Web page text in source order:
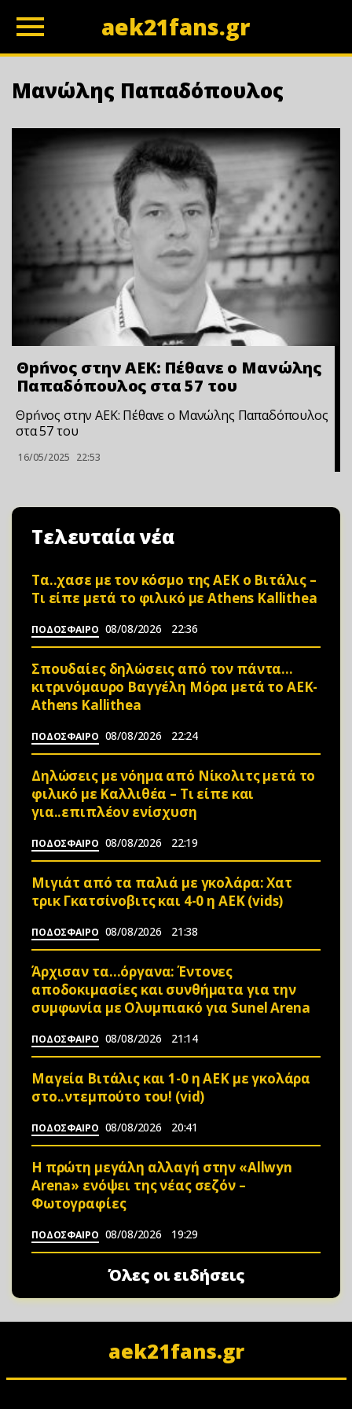
aek21fans.gr
Μανώλης Παπαδόπουλος
Θpńvoς στην ΑΕΚ: Πέθαvε ο Μανώλης
Παπαδόπουλος στα 57 του
Θpńvoς στην ΑΕΚ: Πέθαvε ο Μανώλης Παπαδόπουλος
στα 57 του
16/05/2025 22:53
Τελευταία νέα
Τα..χασε με τον κόσμο της ΑΕΚ ο Βιτάλις –
Τι είπε μετά το φιλικό με Athens Kallithea
ΠΟΔΟΣΦΑΙΡΟ 08/08/2026 22:36
Σπουδαίες δηλώσεις από τον πάντα…
κιτρινόμαυρο Βαγγέλη Μόρα μετά το ΑΕΚ-
Athens Kallithea
ΠΟΔΟΣΦΑΙΡΟ 08/08/2026 22:24
Δηλώσεις με νόημα από Νίκολιτς μετά το
φιλικό με Καλλιθέα – Τι είπε και
για..επιπλέον ενίσχυση
ΠΟΔΟΣΦΑΙΡΟ 08/08/2026 22:19
Μιγιάτ από τα παλιά με γκολάρα: Χατ
τρικ Γκατσίνοβιτς και 4-0 η ΑΕΚ (vids)
ΠΟΔΟΣΦΑΙΡΟ 08/08/2026 21:38
Άρχισαν τα…όργανα: Έντονες
αποδοκιμασίες και συνθήματα για την
συμφωνία με Ολυμπιακό για Sunel Arena
ΠΟΔΟΣΦΑΙΡΟ 08/08/2026 21:14
Μαγεία Βιτάλις και 1-0 η ΑΕΚ με γκολάρα
στο..ντεμπούτο του! (vid)
ΠΟΔΟΣΦΑΙΡΟ 08/08/2026 20:41
Η πρώτη μεγάλη αλλαγή στην «Αllwyn
Arena» ενόψει της νέας σεζόν –
Φωτoγραφίες
ΠΟΔΟΣΦΑΙΡΟ 08/08/2026 19:29
Όλες οι ειδήσεις
aek21fans.gr